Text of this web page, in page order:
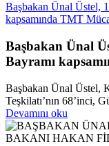
Başbakan Ünal Üstel,
kapsamında TMT
Başbakan Ünal
Bayramı
Başbakan Ünal Üstel,
Teşkilatı’nın 68’inci,
Devamını oku